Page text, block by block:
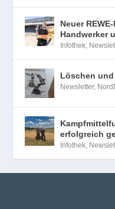
Neuer
Handwerker
Infothek,
Löschen
Newsletter,
erfolgreich
Infothek,